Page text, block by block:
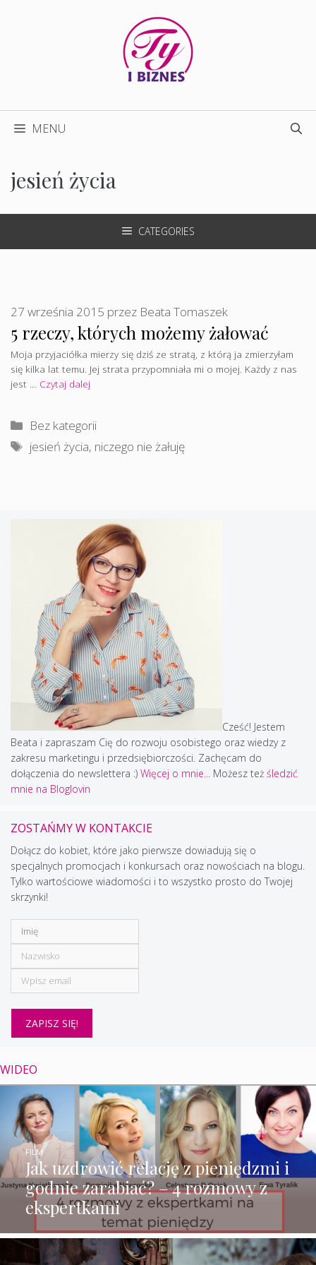
MENU
jesień życia
CATEGORIES
5 rzeczy, których możemy żałować
27 września 2015 przez Beata Tomaszek
Moja przyjaciółka mierzy się dziś ze stratą, z którą ja zmierzyłam
się kilka lat temu. Jej strata przypomniała mi o mojej. Każdy z nas
jest … Czytaj dalej
Kategorie
Bez kategorii
Tagi
jesień życia, niczego nie żałuję
Cześć! Jestem
Beata i zapraszam Cię do rozwoju osobistego oraz wiedzy z
zakresu marketingu i przedsiębiorczości. Zachęcam do
dołączenia do newslettera :) Więcej o mnie... Możesz też śledzić
mnie na Bloglovin
ZOSTAŃMY W KONTAKCIE
Dołącz do kobiet, które jako pierwsze dowiadują się o
specjalnych promocjach i konkursach oraz nowościach na blogu.
Tylko wartościowe wiadomości i to wszystko prosto do Twojej
skrzynki!
WIDEO
Jak uzdrowić relację z pieniędzmi i
godnie zarabiać? – 4 rozmowy z
ekspertkami
FILM